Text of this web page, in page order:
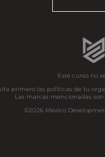
Este curso no
primero las políticas de tu
Las marcas mencionadas
©2026 Mexico